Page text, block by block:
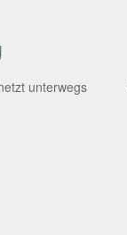
unterwegs